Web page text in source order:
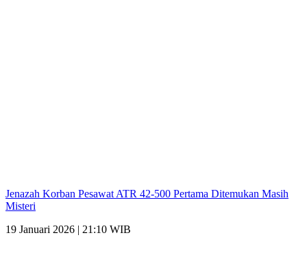
Jenazah Korban Pesawat ATR 42-500 Pertama Ditemukan Masih
Misteri
19 Januari 2026 | 21:10 WIB